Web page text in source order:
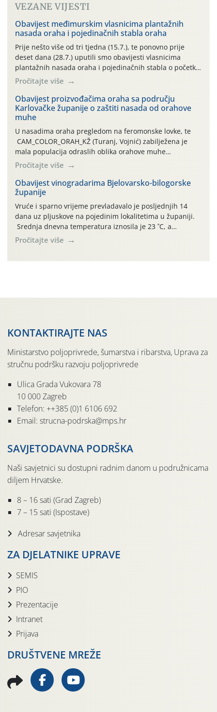
VEZANE VIJESTI
Obavijest međimurskim vlasnicima plantažnih
nasada oraha i pojedinačnih stabla oraha
Prije nešto više od tri tjedna (15.7.), te ponovno prije
deset dana (28.7.) uputili smo obavijesti vlasnicima
plantažnih nasada oraha i pojedinačnih stabla o početku
leta i ovogodišnjoj potrebi usmjerenog suzbijanja
orahove muhe (Rhagoletis completa)! Već dvanaest dana
traje drugi ovogodišnji “toplinski udar”, koji naročito
izražen zadnja šest dana (31.7.-05.8.), jer najviše
temperature zraka svakodnevno […]
Pročitajte više
Obavijest proizvođačima oraha sa području
Karlovačke županije o zaštiti nasada od orahove
muhe
U nasadima oraha pregledom na feromonske lovke, te
CAM_COLOR_ORAH_KŽ (Turanj, Vojnić) zabilježena je
mala populacija odraslih oblika orahove muhe
(Rhagoletis completa). Niska brojnost može se objasniti
činjenicom da je riječ o mladim nasadima s vrlo malim
urodom, što je povezano i s manjim brojem prezimjelih
jedinki. U starijim nasadima, na žutim ljepljivim Rebell
pločama s […]
Pročitajte više
Obavijest vinogradarima Bjelovarsko-bilogorske
županije
Vruće i sparno vrijeme prevladavalo je posljednjih 14
dana uz pljuskove na pojedinim lokalitetima u županiji.
Srednja dnevna temperatura iznosila je 23 ˚C, a
maksimalne su posljednjih dana dosezale do 35 ˚C.
Simptome plamenjače vinove loze (Plasmoparas
Pročitajte više
KONTAKTIRAJTE NAS
Ministarstvo poljoprivrede, šumarstva i ribarstva, Uprava za
stručnu podršku razvoju poljoprivrede
Ulica Grada Vukovara 78
10 000 Zagreb
Telefon: ++385 (0)1 6106 692
Email: strucna-podrska@mps.hr
SAVJETODAVNA PODRŠKA
Naši savjetnici su dostupni radnim danom u podružnicama
diljem Hrvatske.
8 – 16 sati (Grad Zagreb)
7 – 15 sati (Ispostave)
Adresar savjetnika
ZA DJELATNIKE UPRAVE
SEMIS
PIO
Prezentacije
Intranet
Prijava
DRUŠTVENE MREŽE